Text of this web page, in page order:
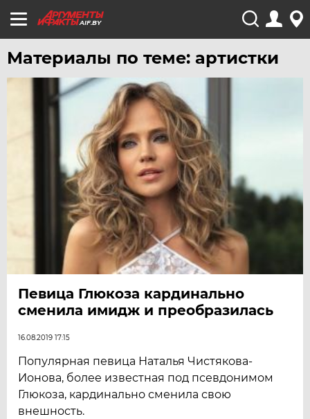
AIF.BY
Материалы по теме: артистки
Певица Глюкоза кардинально
сменила имидж и преобразилась
16.08.2019 17:15
Популярная певица Наталья Чистякова-
Ионова, более известная под псевдонимом
Глюкоза, кардинально сменила свою
внешность.